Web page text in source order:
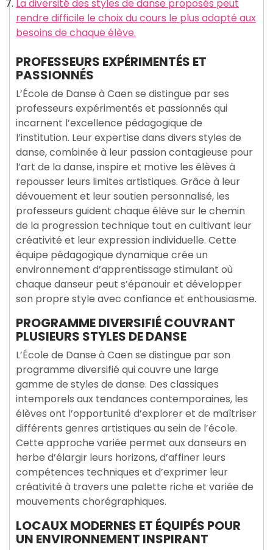
La diversité des styles de danse proposés peut
rendre difficile le choix du cours le plus adapté aux
besoins de chaque élève.
PROFESSEURS EXPÉRIMENTÉS ET
PASSIONNÉS
L’École de Danse à Caen se distingue par ses
professeurs expérimentés et passionnés qui
incarnent l’excellence pédagogique de
l’institution. Leur expertise dans divers styles de
danse, combinée à leur passion contagieuse pour
l’art de la danse, inspire et motive les élèves à
repousser leurs limites artistiques. Grâce à leur
dévouement et leur soutien personnalisé, les
professeurs guident chaque élève sur le chemin
de la progression technique tout en cultivant leur
créativité et leur expression individuelle. Cette
équipe pédagogique dynamique crée un
environnement d’apprentissage stimulant où
chaque danseur peut s’épanouir et développer
son propre style avec confiance et enthousiasme.
PROGRAMME DIVERSIFIÉ COUVRANT
PLUSIEURS STYLES DE DANSE
L’École de Danse à Caen se distingue par son
programme diversifié qui couvre une large
gamme de styles de danse. Des classiques
intemporels aux tendances contemporaines, les
élèves ont l’opportunité d’explorer et de maîtriser
différents genres artistiques au sein de l’école.
Cette approche variée permet aux danseurs en
herbe d’élargir leurs horizons, d’affiner leurs
compétences techniques et d’exprimer leur
créativité à travers une palette riche et variée de
mouvements chorégraphiques.
LOCAUX MODERNES ET ÉQUIPÉS POUR
UN ENVIRONNEMENT INSPIRANT